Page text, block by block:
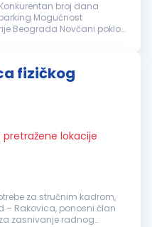
broj dana
Mogućnost
Beograda Novčani pokloni
Beskamatna pozajmica
Licencu za vršenje
u skladu sa
(sa ili bez nošenja oružja
fizičkog
pretražene lokacije
za stručnim kadrom,
– Rakovica, ponosni član
zasnivanje radnog